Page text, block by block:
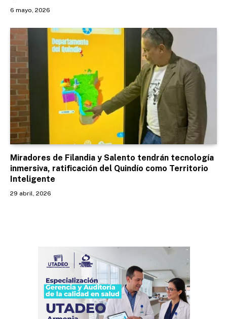
6 mayo, 2026
Miradores de Filandia y Salento tendrán tecnología
inmersiva, ratificación del Quindío como Territorio
Inteligente
29 abril, 2026